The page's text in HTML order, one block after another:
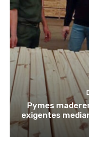
Pymes
exigentes